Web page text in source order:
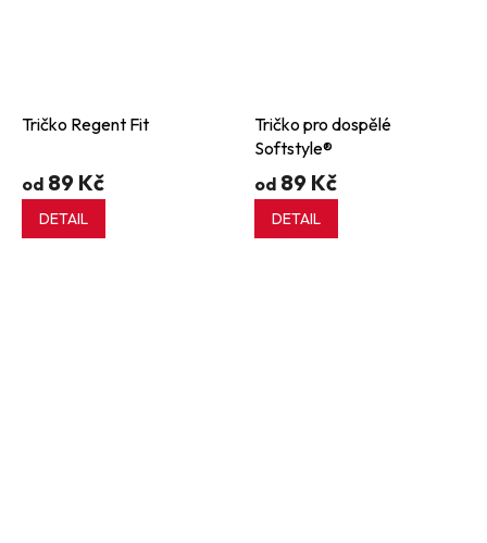
Tričko Regent Fit
od 89 Kč
DETAIL
Tričko pro dospělé
Softstyle®
od 89 Kč
DETAIL